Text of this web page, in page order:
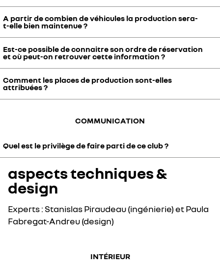
Non, l'ordre de livraison de votre voiture est lié à votre ordre de
réservation, quelque soit la personnalisation choisie.
A partir de combien de véhicules la production sera-
t-elle bien maintenue ?
Les ventes continuent à progresser, il en reste moins de la moitié.
Nous vous confirmons que la production sera bien maintenue, et
nous sommes confiant sur le fait de vendre les 1980 unités.
Est-ce possible de connaitre son ordre de réservation
et où peut-on retrouver cette information ?
Bien sûr, votre ordre de réservation est indiqué dans votre bon de
réservation. Vous pouvez retrouver cette information en haut de
votre bon de réservation, juste en-dessous de vos coordonnées.
Comment les places de production sont-elles
attribuées ?
COMMUNICATION
Quel est le privilège de faire parti de ce club ?
Vous faites désormais partie de R5 Turbo 3E Society. Vous serez
tenu informés du développement du véhicule et de tous les
évènements où vous pourrez voir R5 Turbo 3E en personne.
aspects techniques &
design
Experts : Stanislas Piraudeau (ingénierie) et Paula
Fabregat-Andreu (design)
INTÉRIEUR